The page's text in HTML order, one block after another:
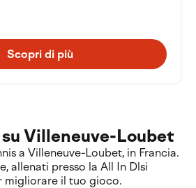
Scopri di più
Villeneuve-Loubet
a Villeneuve-Loubet, in Francia.
allenati presso la All In Dlsi
migliorare il tuo gioco.